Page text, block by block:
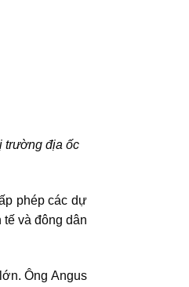
trường địa ốc
phép các dự
tế và đông dân
Ông Angus